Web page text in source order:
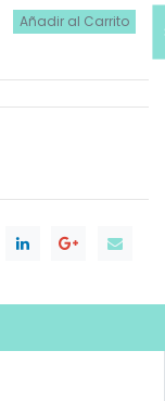
Añadir al Carrito